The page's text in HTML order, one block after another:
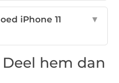
iPhone 11
▼
hem dan